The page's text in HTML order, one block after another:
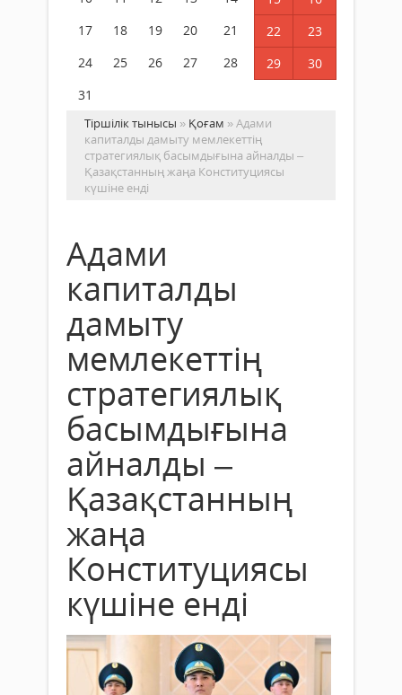
17
18 19 20 21 22
23
24
25 26 27 28 29
30
31
Тіршілік тынысы » Қоғам » Адами
капиталды дамыту мемлекеттің
стратегиялық басымдығына айналды –
Қазақстанның жаңа Конституциясы
күшіне енді
Адами
капиталды
дамыту
мемлекеттің
стратегиялық
басымдығына
айналды –
Қазақстанның
жаңа
Конституциясы
күшіне енді